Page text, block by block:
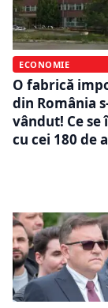
ECONOMIE
O fabrică
din România
vândut! Ce se
cu cei 180 de